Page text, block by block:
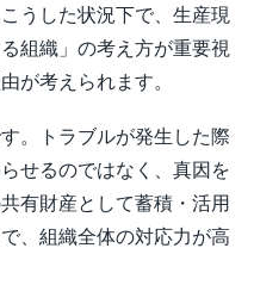
うした状況下で、生産現
組織」の考え方が重要視
が考えられます。
。トラブルが発生した際
せるのではなく、真因を
有財産として蓄積・活用
、組織全体の対応力が高